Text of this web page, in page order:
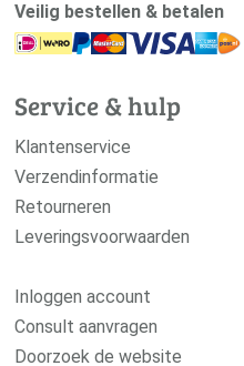
Veilig bestellen & betalen
Service & hulp
Klantenservice
Verzendinformatie
Retourneren
Leveringsvoorwaarden
Inloggen account
Consult aanvragen
Doorzoek de website